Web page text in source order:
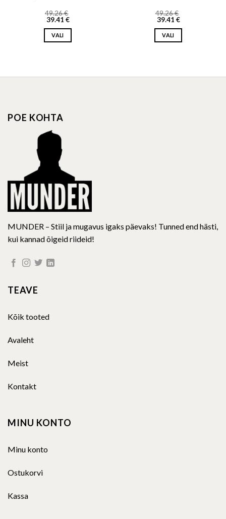
49.26€
39.41 €
VALI
multiple
may
chosen
on
the
product
page
49.26€
39.41 €
VALI
multiple
POE KOHTA
MUNDER – Stiil ja mugavus igaks päevaks! Tunned end hästi,
kui kannad õigeid riideid!
TEAVE
Kõik tooted
Avaleht
Meist
Kontakt
MINU KONTO
Minu konto
Ostukorvi
Kassa